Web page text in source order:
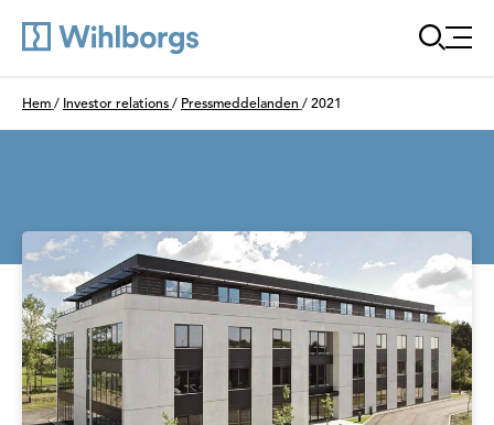
Du är här:
Hem / Investor relations / Pressmeddelanden / 2021